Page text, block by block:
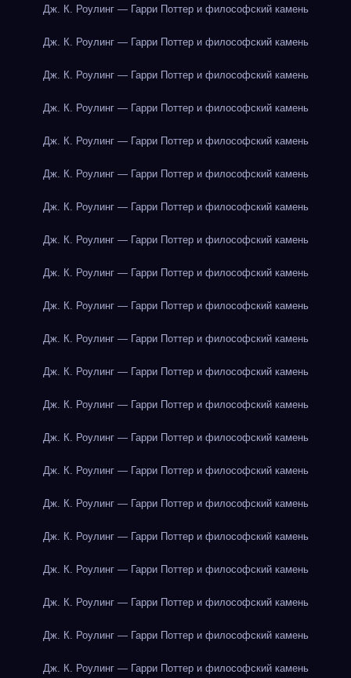
Дж. К. Роулинг — Гарри Поттер и философский камень
Дж. К. Роулинг — Гарри Поттер и философский камень
Дж. К. Роулинг — Гарри Поттер и философский камень
Дж. К. Роулинг — Гарри Поттер и философский камень
Дж. К. Роулинг — Гарри Поттер и философский камень
Дж. К. Роулинг — Гарри Поттер и философский камень
Дж. К. Роулинг — Гарри Поттер и философский камень
Дж. К. Роулинг — Гарри Поттер и философский камень
Дж. К. Роулинг — Гарри Поттер и философский камень
Дж. К. Роулинг — Гарри Поттер и философский камень
Дж. К. Роулинг — Гарри Поттер и философский камень
Дж. К. Роулинг — Гарри Поттер и философский камень
Дж. К. Роулинг — Гарри Поттер и философский камень
Дж. К. Роулинг — Гарри Поттер и философский камень
Дж. К. Роулинг — Гарри Поттер и философский камень
Дж. К. Роулинг — Гарри Поттер и философский камень
Дж. К. Роулинг — Гарри Поттер и философский камень
Дж. К. Роулинг — Гарри Поттер и философский камень
Дж. К. Роулинг — Гарри Поттер и философский камень
Дж. К. Роулинг — Гарри Поттер и философский камень
Дж. К. Роулинг — Гарри Поттер и философский камень